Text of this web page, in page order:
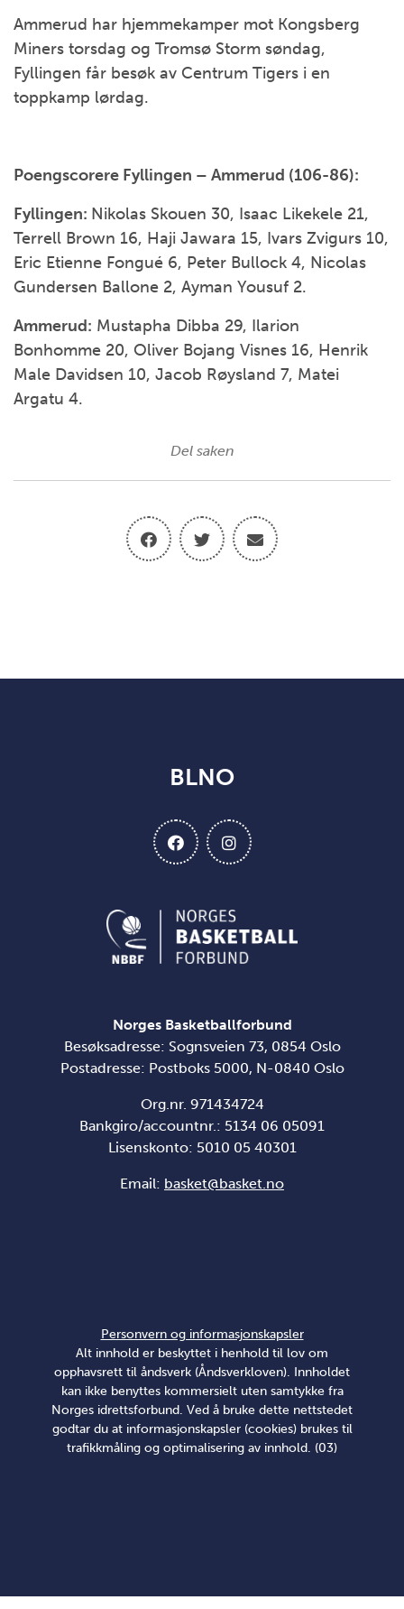
Ammerud har hjemmekamper mot Kongsberg
Miners torsdag og Tromsø Storm søndag,
Fyllingen får besøk av Centrum Tigers i en
toppkamp lørdag.
Poengscorere Fyllingen – Ammerud (106-86):
Fyllingen: Nikolas Skouen 30, Isaac Likekele 21,
Terrell Brown 16, Haji Jawara 15, Ivars Zvigurs 10,
Eric Etienne Fongué 6, Peter Bullock 4, Nicolas
Gundersen Ballone 2, Ayman Yousuf 2.
Ammerud: Mustapha Dibba 29, Ilarion
Bonhomme 20, Oliver Bojang Visnes 16, Henrik
Male Davidsen 10, Jacob Røysland 7, Matei
Argatu 4.
Del saken
BLNO
Norges Basketballforbund
Besøksadresse: Sognsveien 73, 0854 Oslo
Postadresse: Postboks 5000, N-0840 Oslo
Org.nr. 971434724
Bankgiro/accountnr.: 5134 06 05091
Lisenskonto: 5010 05 40301
Email: basket@basket.no
Personvern og informasjonskapsler
Alt innhold er beskyttet i henhold til lov om
opphavsrett til åndsverk (Åndsverkloven). Innholdet
kan ikke benyttes kommersielt uten samtykke fra
Norges idrettsforbund. Ved å bruke dette nettstedet
godtar du at informasjonskapsler (cookies) brukes til
trafikkmåling og optimalisering av innhold. (03)